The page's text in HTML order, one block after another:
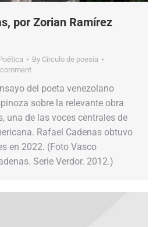
por Zorian Ramírez
By Círculo de poesía
del poeta venezolano
sobre la relevante obra
una de las voces centrales de
Rafael Cadenas obtuvo
en 2022. (Foto Vasco
Serie Verdor. 2012.)